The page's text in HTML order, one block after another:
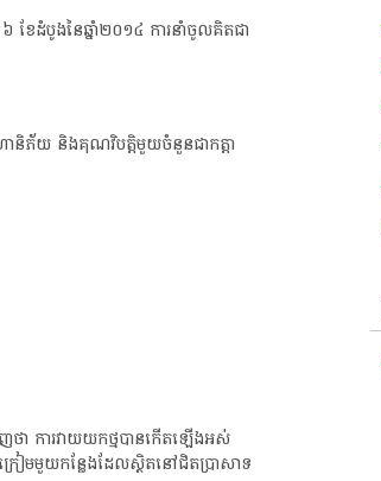
ែ​ដំបូង​នៃ​ឆ្នាំ២០១៤ ការនាំចូលគិតជា
និ​ភ័យ​ និង​គុណវិបត្តិមួយចំនួនជាកត្តា
ា​ ការវាយយកថ្មបាន​កើត​ឡើង​អស់​
ៀម​មួយកន្លែង​​ដែលស្ថិត​នៅ​ជិត​ប្រាសាទ​